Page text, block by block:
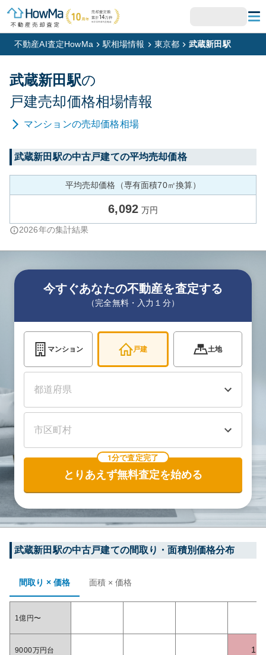
不動産AI査定HowMa 駅相場情報 東京都 武蔵新田駅
武蔵新田駅の
戸建売却価格相場情報
マンションの売却価格相場
武蔵新田駅の中古戸建ての平均売却価格
平均売却価格（専有面積70㎡換算）
6,092 万円
2026年の集計結果
今すぐあなたの不動産を査定する
（完全無料・入力１分）
マンション 戸建 土地
1分で査定完了
とりあえず無料査定を始める
武蔵新田駅の中古戸建ての間取り・面積別価格分布
間取り × 価格 面積 × 価格
1億円〜
9000万円台 1